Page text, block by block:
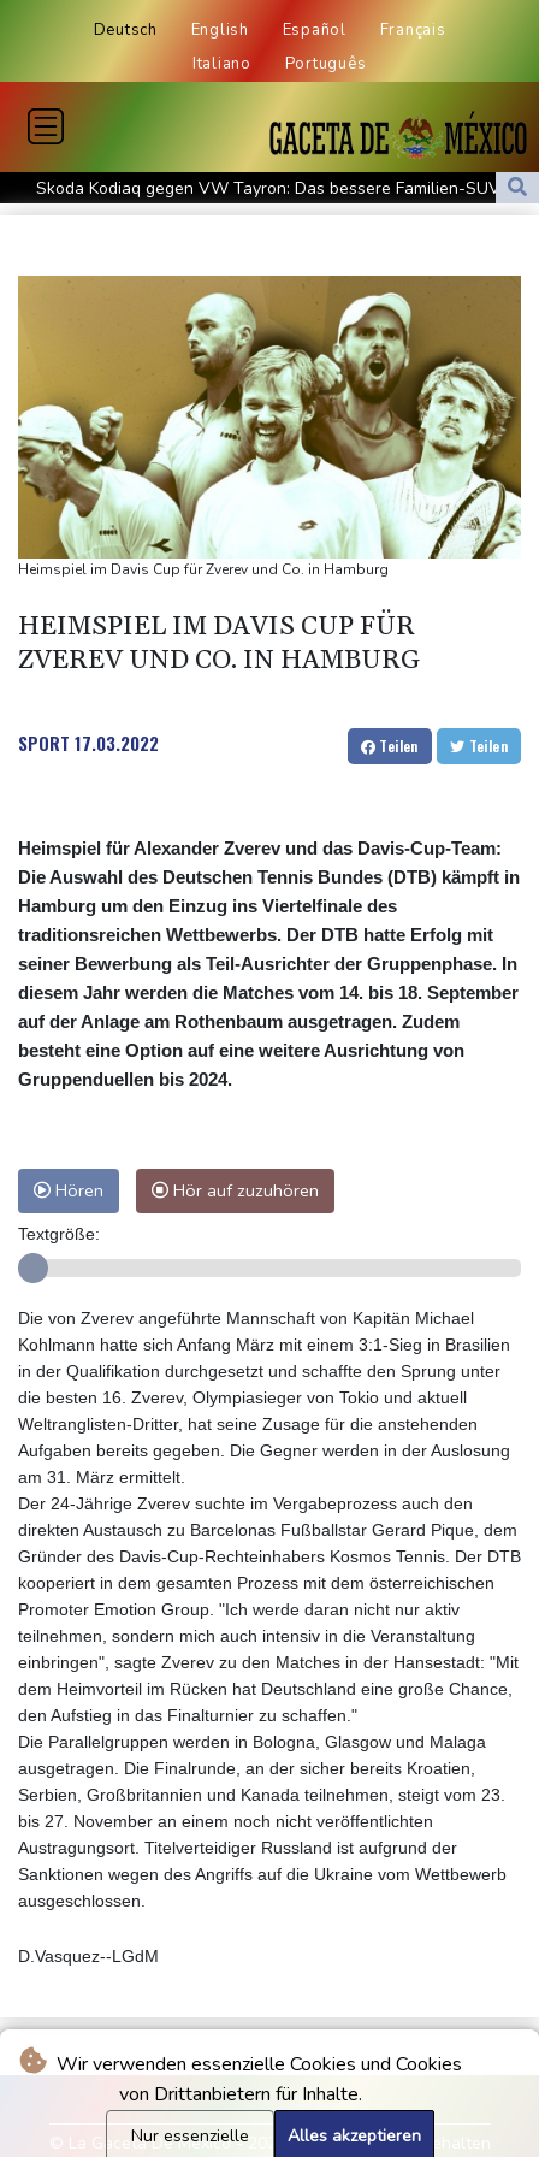
Wir verwenden essenzielle Cookies und Cookies
von Drittanbietern für Inhalte.
Nur essenzielle Alles akzeptieren
Deutsch English Español
Français
Italiano
Português
Skoda Kodiaq gegen VW Tayron: Das bessere Familien-SUV
Leagues Cup: Müller mit Vancouver schon ausgeschieden
gegen Drogengewalt an
Südkoreas Verband gibt Massagen-Skandal zu: "Desolate Lage"
Größer als alle bisherigen US-Anlagen: Amazon finanziert für
Rechenzentren riesiges Gaskraftwerk
Nächste Pleite im Leagues Cup für Müller und Vancouver
Nowotny sieht Klopp als mögliche Stütze im Jugendbereich
Bayer-Boss Carro: "Wir wollen Titel gewinnen"
Bericht: EU importiert wieder mehr Flüssiggas aus Russland
Militärverwaltung: Mindestens drei Tote durch russische Angriffe
Heimspiel im Davis Cup für Zverev und Co. in Hamburg
HEIMSPIEL IM DAVIS CUP FÜR
ZVEREV UND CO. IN HAMBURG
SPORT 17.03.2022 Teilen Teilen
Heimspiel für Alexander Zverev und das Davis-Cup-Team:
Die Auswahl des Deutschen Tennis Bundes (DTB) kämpft in
Hamburg um den Einzug ins Viertelfinale des
traditionsreichen Wettbewerbs. Der DTB hatte Erfolg mit
seiner Bewerbung als Teil-Ausrichter der Gruppenphase. In
diesem Jahr werden die Matches vom 14. bis 18. September
auf der Anlage am Rothenbaum ausgetragen. Zudem
besteht eine Option auf eine weitere Ausrichtung von
Gruppenduellen bis 2024.
Hören Hör auf zuzuhören
Textgröße:
Die von Zverev angeführte Mannschaft von Kapitän Michael
Kohlmann hatte sich Anfang März mit einem 3:1-Sieg in Brasilien
in der Qualifikation durchgesetzt und schaffte den Sprung unter
die besten 16. Zverev, Olympiasieger von Tokio und aktuell
Weltranglisten-Dritter, hat seine Zusage für die anstehenden
Aufgaben bereits gegeben. Die Gegner werden in der Auslosung
am 31. März ermittelt.
Der 24-Jährige Zverev suchte im Vergabeprozess auch den
direkten Austausch zu Barcelonas Fußballstar Gerard Pique, dem
Gründer des Davis-Cup-Rechteinhabers Kosmos Tennis. Der DTB
kooperiert in dem gesamten Prozess mit dem österreichischen
Promoter Emotion Group. "Ich werde daran nicht nur aktiv
teilnehmen, sondern mich auch intensiv in die Veranstaltung
einbringen", sagte Zverev zu den Matches in der Hansestadt: "Mit
dem Heimvorteil im Rücken hat Deutschland eine große Chance,
den Aufstieg in das Finalturnier zu schaffen."
Die Parallelgruppen werden in Bologna, Glasgow und Malaga
ausgetragen. Die Finalrunde, an der sicher bereits Kroatien,
Serbien, Großbritannien und Kanada teilnehmen, steigt vom 23.
bis 27. November an einem noch nicht veröffentlichten
Austragungsort. Titelverteidiger Russland ist aufgrund der
Sanktionen wegen des Angriffs auf die Ukraine vom Wettbewerb
ausgeschlossen.
D.Vasquez--LGdM
© La Gaceta De Mexico - 2026 - Alle Rechte vorbehalten